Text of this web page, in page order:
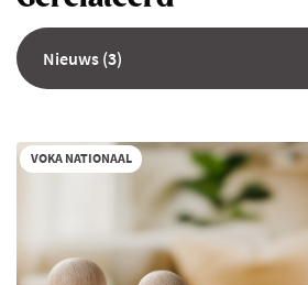
Nieuws (3)
VOKA NATIONAAL